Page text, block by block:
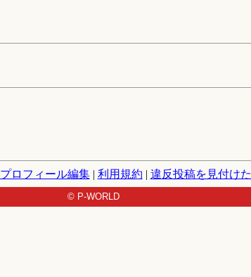
プロフィール編集| 利用規約 | 違反投稿を見付け
© P-WORLD